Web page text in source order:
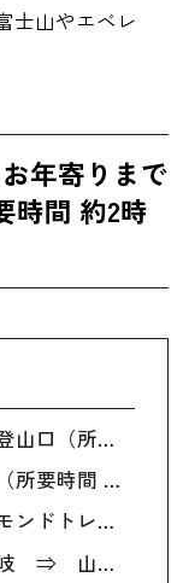
士山やエベレ
年寄りまで
時間 約2時
① 岩湧山第一駐車場 ⇒ 登山口（所要時間 約20分）
② 登山口 ⇒ 展望デッキ（所要時間 約30分）
③ 展望デッキ ⇒ ダイヤモンドトレール分岐（所要時間 約30分）
④ ダイヤモンドトレール分岐 ⇒ 山頂（所要時間 約40分）